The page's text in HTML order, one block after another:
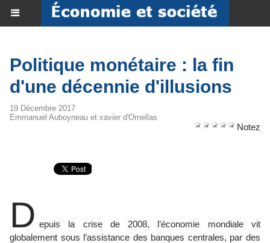
Politique monétaire : la fin
d'une décennie d'illusions
19 Décembre 2017
Emmanuel Auboyneau et xavier d'Ornellas
Notez
D epuis la crise de 2008, l’économie mondiale vit
globalement sous l’assistance des banques centrales, par des